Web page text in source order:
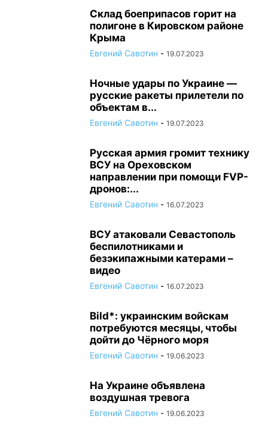
Склад боеприпасов горит на
полигоне в Кировском районе
Крыма
Евгений Савотин - 19.07.2023
Ночные удары по Украине —
русские ракеты прилетели по
объектам в...
Евгений Савотин - 19.07.2023
Русская армия громит технику
ВСУ на Ореховском
направлении при помощи FVP-
дронов:...
Евгений Савотин - 16.07.2023
ВСУ атаковали Севастополь
беспилотниками и
безэкипажными катерами –
видео
Евгений Савотин - 16.07.2023
Bild*: украинским войскам
потребуются месяцы, чтобы
дойти до Чёрного моря
Евгений Савотин - 19.06.2023
На Украине объявлена
воздушная тревога
Евгений Савотин - 19.06.2023